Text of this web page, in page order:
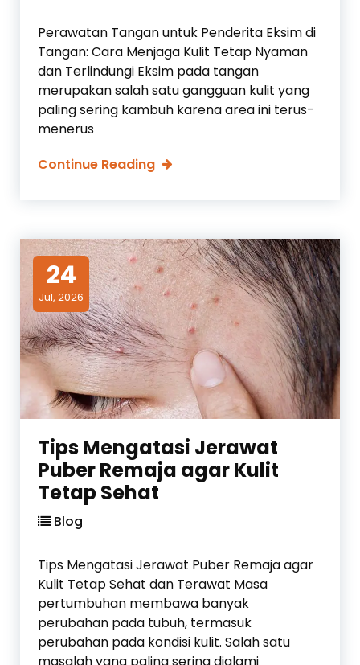
j
a
h
a
g
T
n
L
a
m
a
d
a
n
T
i
a
k
P
h
Perawatan Tangan untuk Penderita Eksim di
Tangan: Cara Menjaga Kulit Tetap Nyaman
dan Terlindungi Eksim pada tangan
merupakan salah satu gangguan kulit yang
paling sering kambuh karena area ini terus-
menerus
Continue ReadingP
w
a
t
a
n
T
a
n
g
a
u
n
t
e
n
d
e
r
24
Jul, 2026
Tips Mengatasi Jerawat
Puber Remaja agar Kulit
Tetap Sehat
Blog
Tips Mengatasi Jerawat Puber Remaja agar
Kulit Tetap Sehat dan Terawat Masa
pertumbuhan membawa banyak
perubahan pada tubuh, termasuk
perubahan pada kondisi kulit. Salah satu